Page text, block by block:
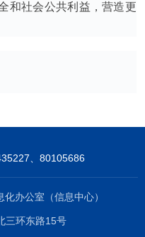
和社会公共利益，营造更
、80105686
办公室（信息中心）
三环东路15号